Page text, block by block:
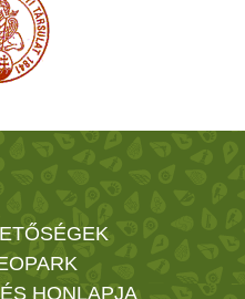
HONLAPJA